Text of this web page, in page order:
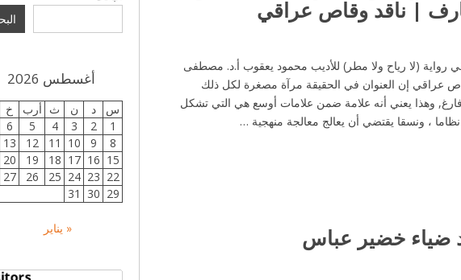
| ناقد وقاص عراقي
في رواية (لا رياح ولا مطر) للأديب محمود يعقوب أ.د. مصطفى
عراقي إن العنوان في الحقيقة مرآة مصغرة لكل ذلك
وهذا يعني أنه علامة ضمن علامات أوسع هي التي تشكل
، ونسقا يقتضي أن يعالج معالجة منهجية …
. د ضياء خضير عباس
أغسطس 2026
س د ن ث أرب خ
1
2
3
4
5
6
8
9
10
11
12
13
15
16
17
18
19
20
22
23
24
25
26
27
29
30
31
« يناير